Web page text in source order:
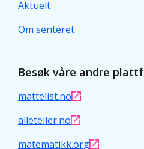
Aktuelt
Om senteret
Besøk våre andre
mattelist.no
alleteller.no
matematikk.org